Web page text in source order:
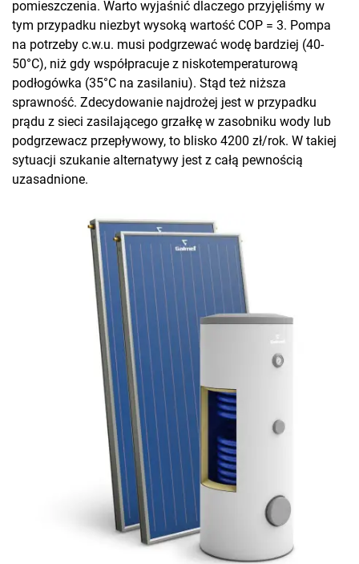
pomieszczenia. Warto wyjaśnić dlaczego przyjęliśmy w
tym przypadku niezbyt wysoką wartość COP = 3. Pompa
na potrzeby c.w.u. musi podgrzewać wodę bardziej (40-
50°C), niż gdy współpracuje z niskotemperaturową
podłogówka (35°C na zasilaniu). Stąd też niższa
sprawność. Zdecydowanie najdrożej jest w przypadku
prądu z sieci zasilającego grzałkę w zasobniku wody lub
podgrzewacz przepływowy, to blisko 4200 zł/rok. W takiej
sytuacji szukanie alternatywy jest z całą pewnością
uzasadnione.